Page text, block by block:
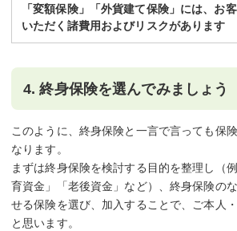
「変額保険」「外貨建て保険」には、お
いただく諸費用およびリスクがあります
4. 終身保険を選んでみましょう
このように、終身保険と一言で言っても保
なります。
まずは終身保険を検討する目的を整理し（
育資金」「老後資金」など）、終身保険の
せる保険を選び、加入することで、ご本人
と思います。